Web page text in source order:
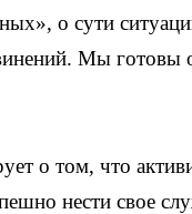
о сути
Мы готовы
о том, что
нести свое